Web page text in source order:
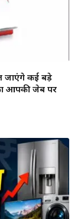
जाएंगे कई बड़े
आपकी जेब पर